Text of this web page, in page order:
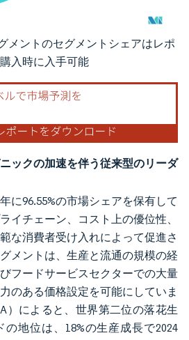
利用にはCC BY 4.0の表示が必要です。
メントのセグメントシェアはレポ
入時に入手可能
ックの加速を伴う従来型のリーダ
に96.55%の市場シェアを保有して
イチェーン、コスト上の優位性、
な消費者受け入れによって促進さ
メントは、生産と流通の規模の経
フードサービスセクターでの大量
のある価格設定を可能にしていま
）によると、世界第二位の落花生
地位は、18%の生産成長で2024